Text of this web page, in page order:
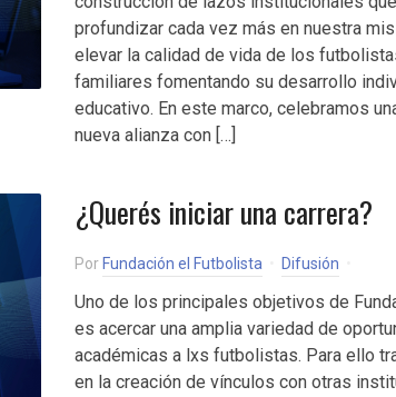
profundizar cada vez más en nuestra
elevar la calidad de vida de los
familiares fomentando su desarrollo
educativo. En este marco, celebramos
nueva alianza con […]
¿Querés iniciar una carrera?
Por Fundación el Futbolista Difusión
Uno de los principales objetivos de
es acercar una amplia variedad de
académicas a lxs futbolistas. Para ello
en la creación de vínculos con otras